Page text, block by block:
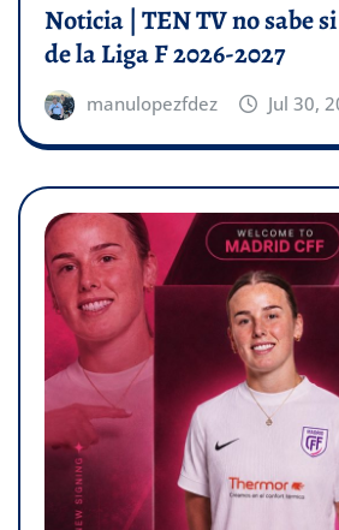
Noticia | TEN TV no sabe
de la Liga F 2026-2027
manulopezfdez Jul 30,